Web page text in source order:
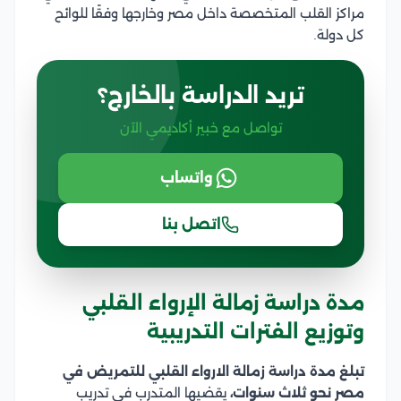
مراكز القلب المتخصصة داخل مصر وخارجها وفقًا للوائح
كل دولة.
تريد الدراسة بالخارج؟
تواصل مع خبير أكاديمي الآن
واتساب
اتصل بنا
مدة دراسة زمالة الإرواء القلبي
وتوزيع الفترات التدريبية
تبلغ مدة دراسة زمالة الارواء القلبي للتمريض في
مصر نحو ثلاث سنوات، يقضيها المتدرب في تدريب